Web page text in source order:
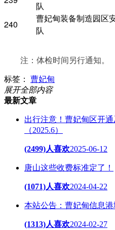
队
240
曹妃甸装备制造园区
队
注：体检时间另行通知。
标签：
曹妃甸
展开全部内容
最新文章
出行注意！曹妃甸区开
（2025.6）
(2499)人喜欢2025-06-12
唐山这些收费标准定了！
(1071)人喜欢2024-04-22
本站公告：曹妃甸信息
(1313)人喜欢2024-02-27